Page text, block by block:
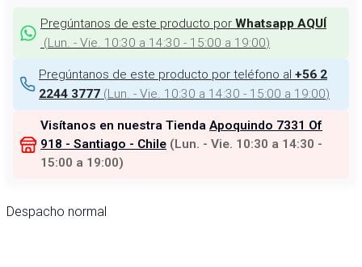
Pregúntanos de este producto por Whatsapp AQUÍ
(Lun. - Vie. 10:30 a 14:30 - 15:00 a 19:00)
Pregúntanos de este producto por teléfono al +56 2
2244 3777 (Lun. - Vie. 10:30 a 14:30 - 15:00 a 19:00)
Visítanos en nuestra Tienda Apoquindo 7331 Of
918 - Santiago - Chile (Lun. - Vie. 10:30 a 14:30 -
15:00 a 19:00)
Despacho normal